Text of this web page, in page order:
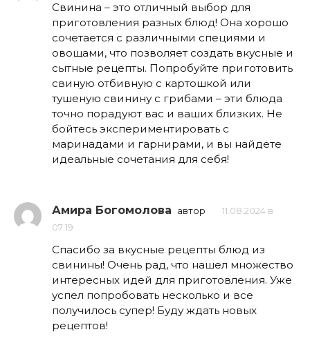
Свинина – это отличный выбор для
приготовления разных блюд! Она хорошо
сочетается с различными специями и
овощами, что позволяет создать вкусные и
сытные рецепты. Попробуйте приготовить
свиную отбивную с картошкой или
тушеную свинину с грибами – эти блюда
точно порадуют вас и ваших близких. Не
бойтесь экспериментировать с
маринадами и гарнирами, и вы найдете
идеальные сочетания для себя!
Амира Богомолова автор
11.08.2024 в
07:19
Спасибо за вкусные рецепты блюд из
свинины! Очень рад, что нашел множество
интересных идей для приготовления. Уже
успел попробовать несколько и все
получилось супер! Буду ждать новых
рецептов!